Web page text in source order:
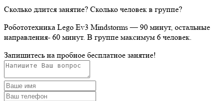
Сколько длится занятие? Сколько человек в группе?
Робототехника Lego Ev3 Mindstorms — 90 минут, остальные
направления- 60 минут. В группе максимум 6 человек.
Запишитесь на пробное бесплатное занятие!